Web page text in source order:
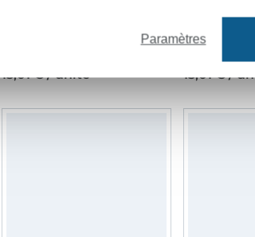
13,01 € / unité
13,01 € /
Paramètres